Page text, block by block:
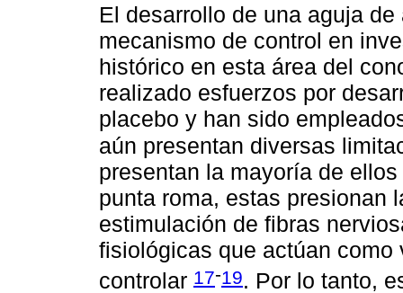
El desarrollo de una aguja
mecanismo de control en
histórico en esta área del
realizado esfuerzos por
placebo y han sido
aún presentan diversas
presentan la mayoría de
punta roma, estas presionan
estimulación de fibras
fisiológicas que actúan
controlar 17-19. Por lo tanto,